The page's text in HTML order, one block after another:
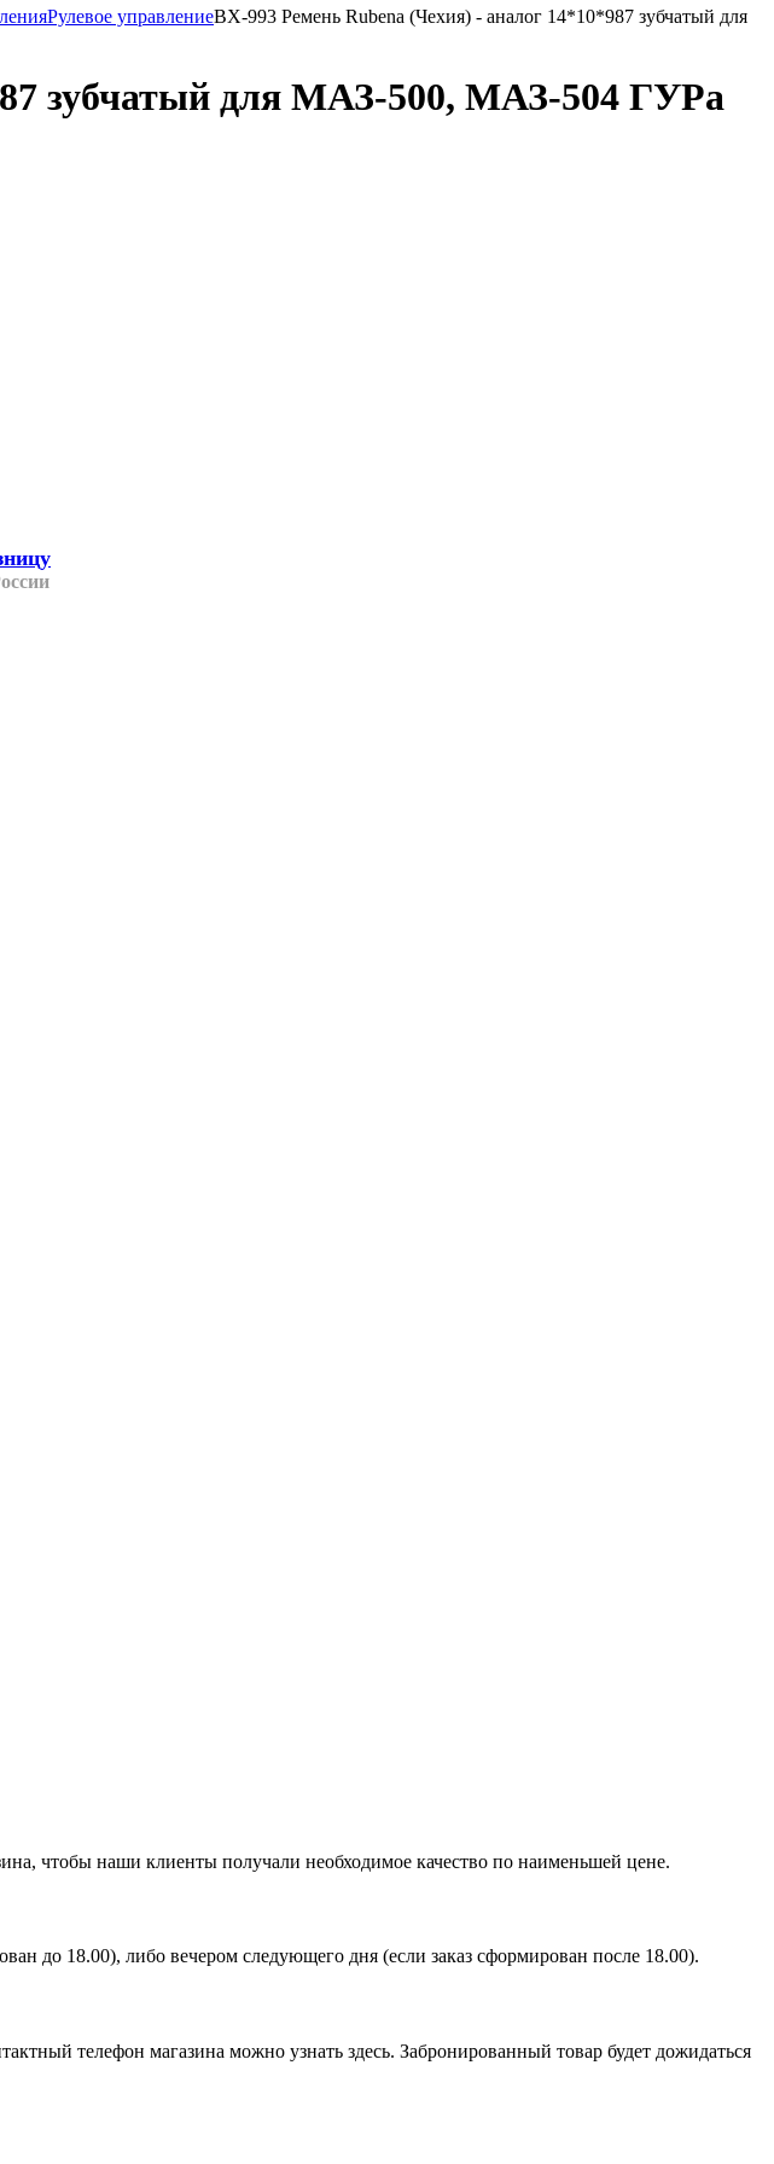
Рулевое управлениеBX-993 Ремень Rubena (Чехия) - аналог 14*10*987 зубчатый для
зубчатый для МАЗ-500, МАЗ-504 ГУРа
чтобы наши клиенты получали необходимое качество по наименьшей цене.
до 18.00), либо вечером следующего дня (если заказ сформирован после 18.00).
телефон магазина можно узнать здесь. Забронированный товар будет дожидаться